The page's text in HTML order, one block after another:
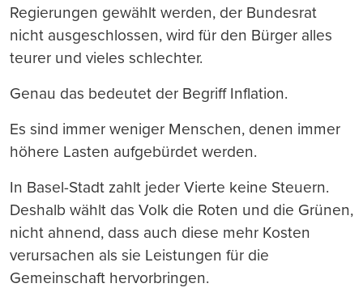
Regierungen gewählt werden, der Bundesrat
nicht ausgeschlossen, wird für den Bürger alles
teurer und vieles schlechter.
Genau das bedeutet der Begriff Inflation.
Es sind immer weniger Menschen, denen immer
höhere Lasten aufgebürdet werden.
In Basel-Stadt zahlt jeder Vierte keine Steuern.
Deshalb wählt das Volk die Roten und die Grünen,
nicht ahnend, dass auch diese mehr Kosten
verursachen als sie Leistungen für die
Gemeinschaft hervorbringen.